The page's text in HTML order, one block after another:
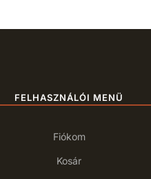
FELHASZNÁLÓI MENÜ
Fiókom
Kosár